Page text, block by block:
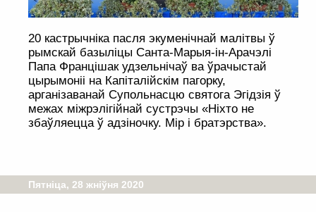
20 кастрычніка пасля экуменічнай малітвы ў
рымскай базыліцы Санта-Марыя-ін-Арачэлі
Папа Францішак удзельнічаў ва ўрачыстай
цырымоніі на Капіталійскім пагорку,
арганізаванай Супольнасцю святога Эгідзія ў
межах міжрэлігійнай сустрэчы «Ніхто не
збаўляецца ў адзіночку. Мір і братэрства».
Пятніца, 28 жніўня 2020